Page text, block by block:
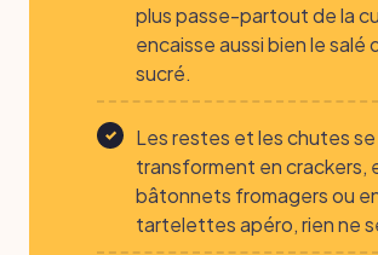
plus passe-partout de la
encaisse aussi bien le salé
sucré.
Les restes et les chutes se
transforment en crackers,
bâtonnets fromagers ou
tartelettes apéro, rien ne